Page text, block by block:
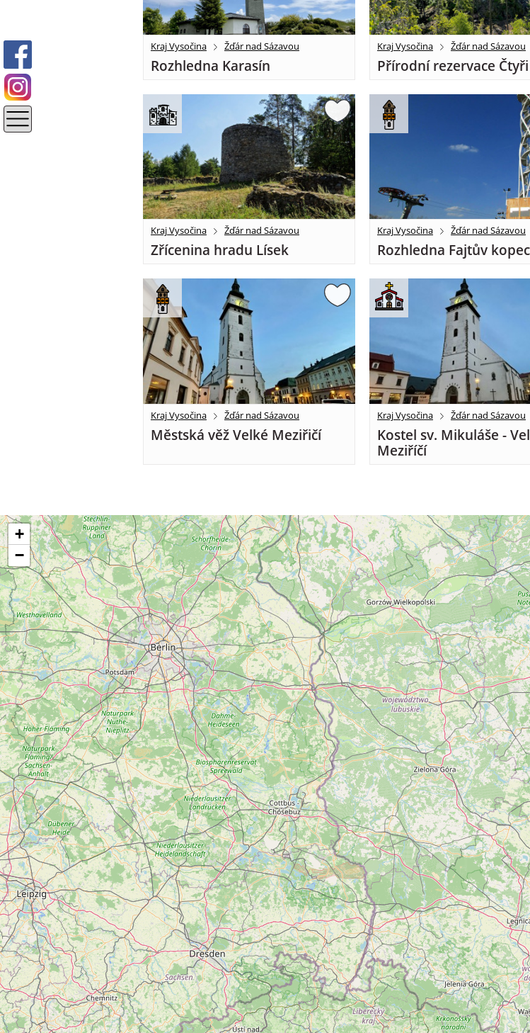
Kraj Vysočina Žďár nad Sázavou
Rozhledna Karasín
Kraj Vysočina Žďár nad Sázavou
Přírodní rezervace
Kraj Vysočina Žďár nad Sázavou
Zřícenina hradu Lísek
Kraj Vysočina Žďár nad Sázavou
Rozhledna Fajtův kopec
Kraj Vysočina Žďár nad Sázavou
Městská věž Velké Meziřičí
Kraj Vysočina Žďár nad Sázavou
Kostel sv. Mikuláše -
Meziříčí
+
−